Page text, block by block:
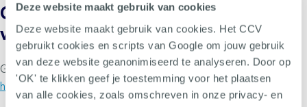
Deze website maakt gebruik van cookies
Deze website maakt gebruik van cookies. Het CCV
gebruikt cookies en scripts van Google om jouw gebruik
van deze website geanonimiseerd te analyseren. Door op
'OK' te klikken geef je toestemming voor het plaatsen
van alle cookies, zoals omschreven in onze privacy- en
Gekwalificeerde dienstverleners
vinden
Gekwalificeerde dienstverleners worden gepubliceerd op
hetccv.nl/bedrijven .